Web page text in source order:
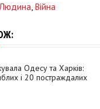
, Війна
Одесу та Харків:
і 20 постраждалих